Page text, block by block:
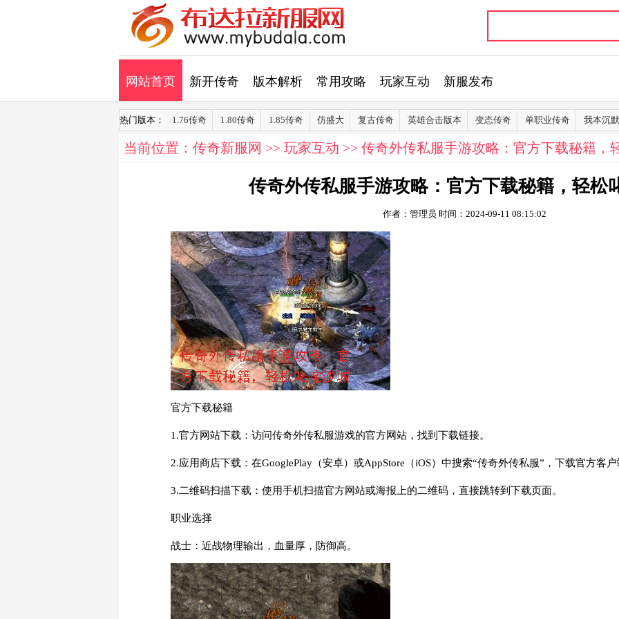
网站首页 新开传奇 版本解析 常用攻略 玩家互动 新服发布
热门版本： 1.76传奇 1.80传奇 1.85传奇 仿盛大 复古传奇 英雄合击版本 变态传奇 单职业传奇 我本沉默
当前位置： 传奇新服网 >> 玩家互动 >> 传奇外传私服手游攻略：官方下载秘籍，
传奇外传私服手游攻略：官方下载秘籍，轻松
作者：管理员 时间：2024-09-11 08:15:02
官方下载秘籍
1.官方网站下载：访问传奇外传私服游戏的官方网站，找到下载链接。
2.应用商店下载：在GooglePlay（安卓）或AppStore（iOS）中搜索“传奇外传私服”，下载官方客
3.二维码扫描下载：使用手机扫描官方网站或海报上的二维码，直接跳转到下载页面。
职业选择
战士：近战物理输出，血量厚，防御高。